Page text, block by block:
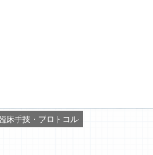
床手技・プロトコル